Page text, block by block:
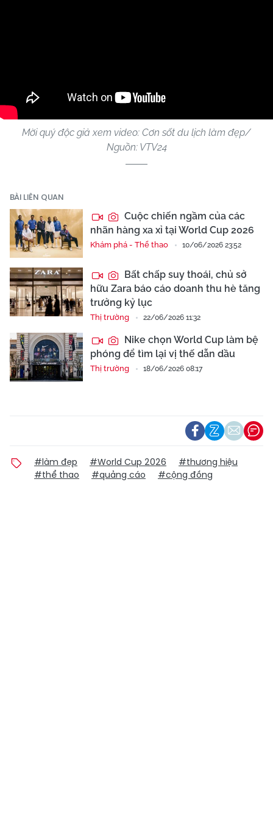
Mời quý độc giả xem video: Cơn sốt du lịch làm đẹp/
Nguồn: VTV24
BÀI LIÊN QUAN
Cuộc chiến ngầm của các
nhãn hàng xa xỉ tại World Cup 2026
Khám phá - Thể thao 10/06/2026 23:52
Bất chấp suy thoái, chủ sở
hữu Zara báo cáo doanh thu hè tăng
trưởng kỷ lục
Thị trường 22/06/2026 11:32
Nike chọn World Cup làm bệ
phóng để tìm lại vị thế dẫn dầu
Thị trường 18/06/2026 08:17
#làm đẹp #World Cup 2026
#thương hiệu
#thể thao
#quảng cáo #cộng đồng